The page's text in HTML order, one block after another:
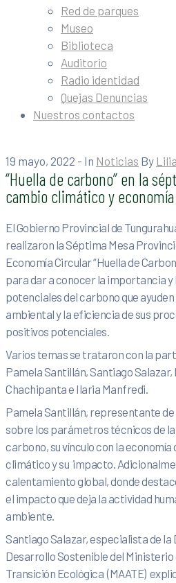
Red de parques
Museo
Biblioteca
Auditorio
Radio identidad
Quejas Denuncias
Nuestros contactos
19 mayo, 2022 - In Noticias By
“Huella de carbono” en la
cambio climático y
El Gobierno Provincial de
realizaron la Séptima Mesa
Economía Circular “Huella de
para dar a conocer la importancia
potenciales del carbono que
ambiental y la eficiencia de sus
positivos potenciales.
Varios temas se trataron con la
Pamela Santillán, Santiago Salazar,
Chachipanta e Ilaria Manfredi.
Pamela Santillán, representante de
sobre los parámetros técnicos de
carbono, su vínculo con la
climático y su impacto.
calentamiento global, donde
el impacto que deja la actividad
ambiente.
Santiago Salazar, especialista de
Desarrollo Sostenible del Ministerio
Transición Ecológica (MAATE)